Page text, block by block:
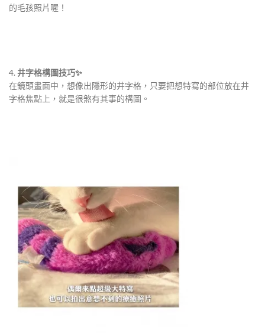
的毛孩照片喔！
​​​4. 井字格構圖技巧✨
​​在鏡頭畫面中，想像出隱形的井字格，只要把想特寫的部位放在井
字格焦點上，就是很煞有其事的構圖。